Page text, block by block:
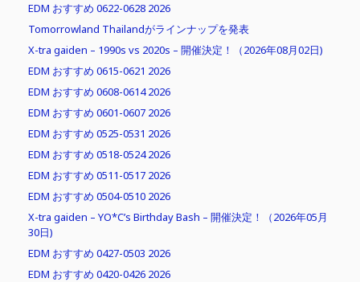
EDM おすすめ 0622-0628 2026
Tomorrowland Thailandがラインナップを発表
X-tra gaiden – 1990s vs 2020s – 開催決定！（2026年08月02日)
EDM おすすめ 0615-0621 2026
EDM おすすめ 0608-0614 2026
EDM おすすめ 0601-0607 2026
EDM おすすめ 0525-0531 2026
EDM おすすめ 0518-0524 2026
EDM おすすめ 0511-0517 2026
EDM おすすめ 0504-0510 2026
X-tra gaiden – YO*C’s Birthday Bash – 開催決定！（2026年05月
30日)
EDM おすすめ 0427-0503 2026
EDM おすすめ 0420-0426 2026